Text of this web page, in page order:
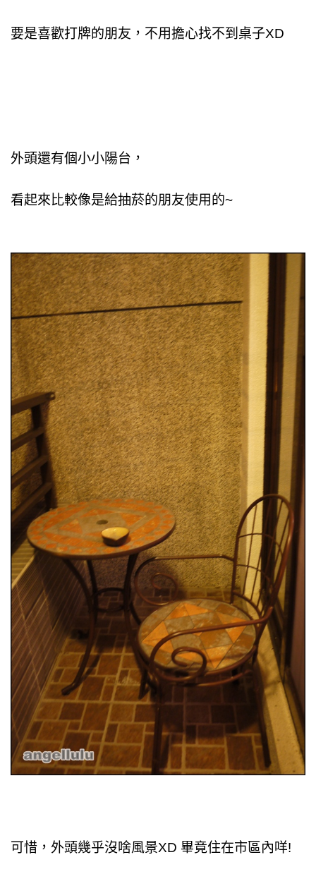
要是喜歡打牌的朋友，不用擔心找不到桌子XD
外頭還有個小小陽台，
看起來比較像是給抽菸的朋友使用的~
可惜，外頭幾乎沒啥風景XD 畢竟住在市區內咩!